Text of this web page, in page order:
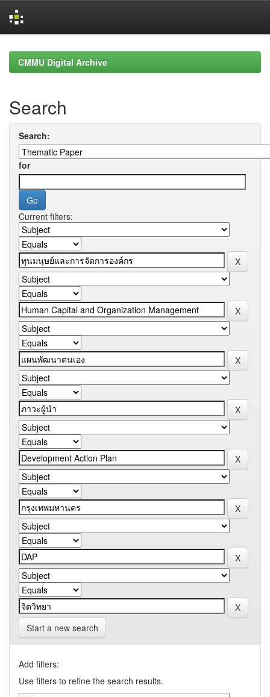
navigationCMMU Digital Archive
Search
Search:
for
Current filters:
Start a new search
Add filters:
Use filters to refine the search results.